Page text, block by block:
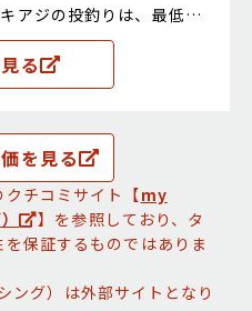
アジの投釣りは、最低で
リールの購入代金が高く
れ購入しましたが、問題
る
を見る
チコミサイト【my
】を参照しており、タ
保証するものではありま
グ）は外部サイトとなり